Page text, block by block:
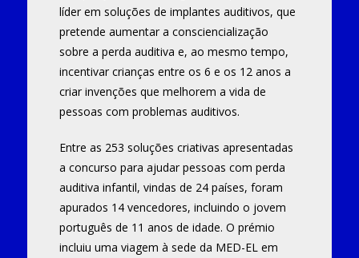
líder em soluções de implantes auditivos, que
pretende aumentar a consciencialização
sobre a perda auditiva e, ao mesmo tempo,
incentivar crianças entre os 6 e os 12 anos a
criar invenções que melhorem a vida de
pessoas com problemas auditivos.
Entre as 253 soluções criativas apresentadas
a concurso para ajudar pessoas com perda
auditiva infantil, vindas de 24 países, foram
apurados 14 vencedores, incluindo o jovem
português de 11 anos de idade. O prémio
incluiu uma viagem à sede da MED-EL em